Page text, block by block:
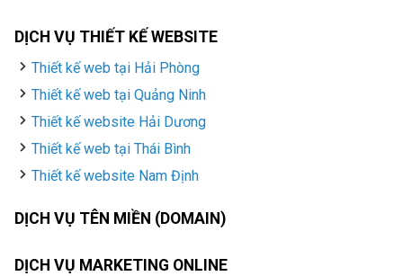
DỊCH VỤ THIẾT KẾ WEBSITE
Thiết kế web tại Hải Phòng
Thiết kế web tại Quảng Ninh
Thiết kế website Hải Dương
Thiết kế web tại Thái Bình
Thiết kế website Nam Định
DỊCH VỤ TÊN MIỀN (DOMAIN)
DỊCH VỤ MARKETING ONLINE